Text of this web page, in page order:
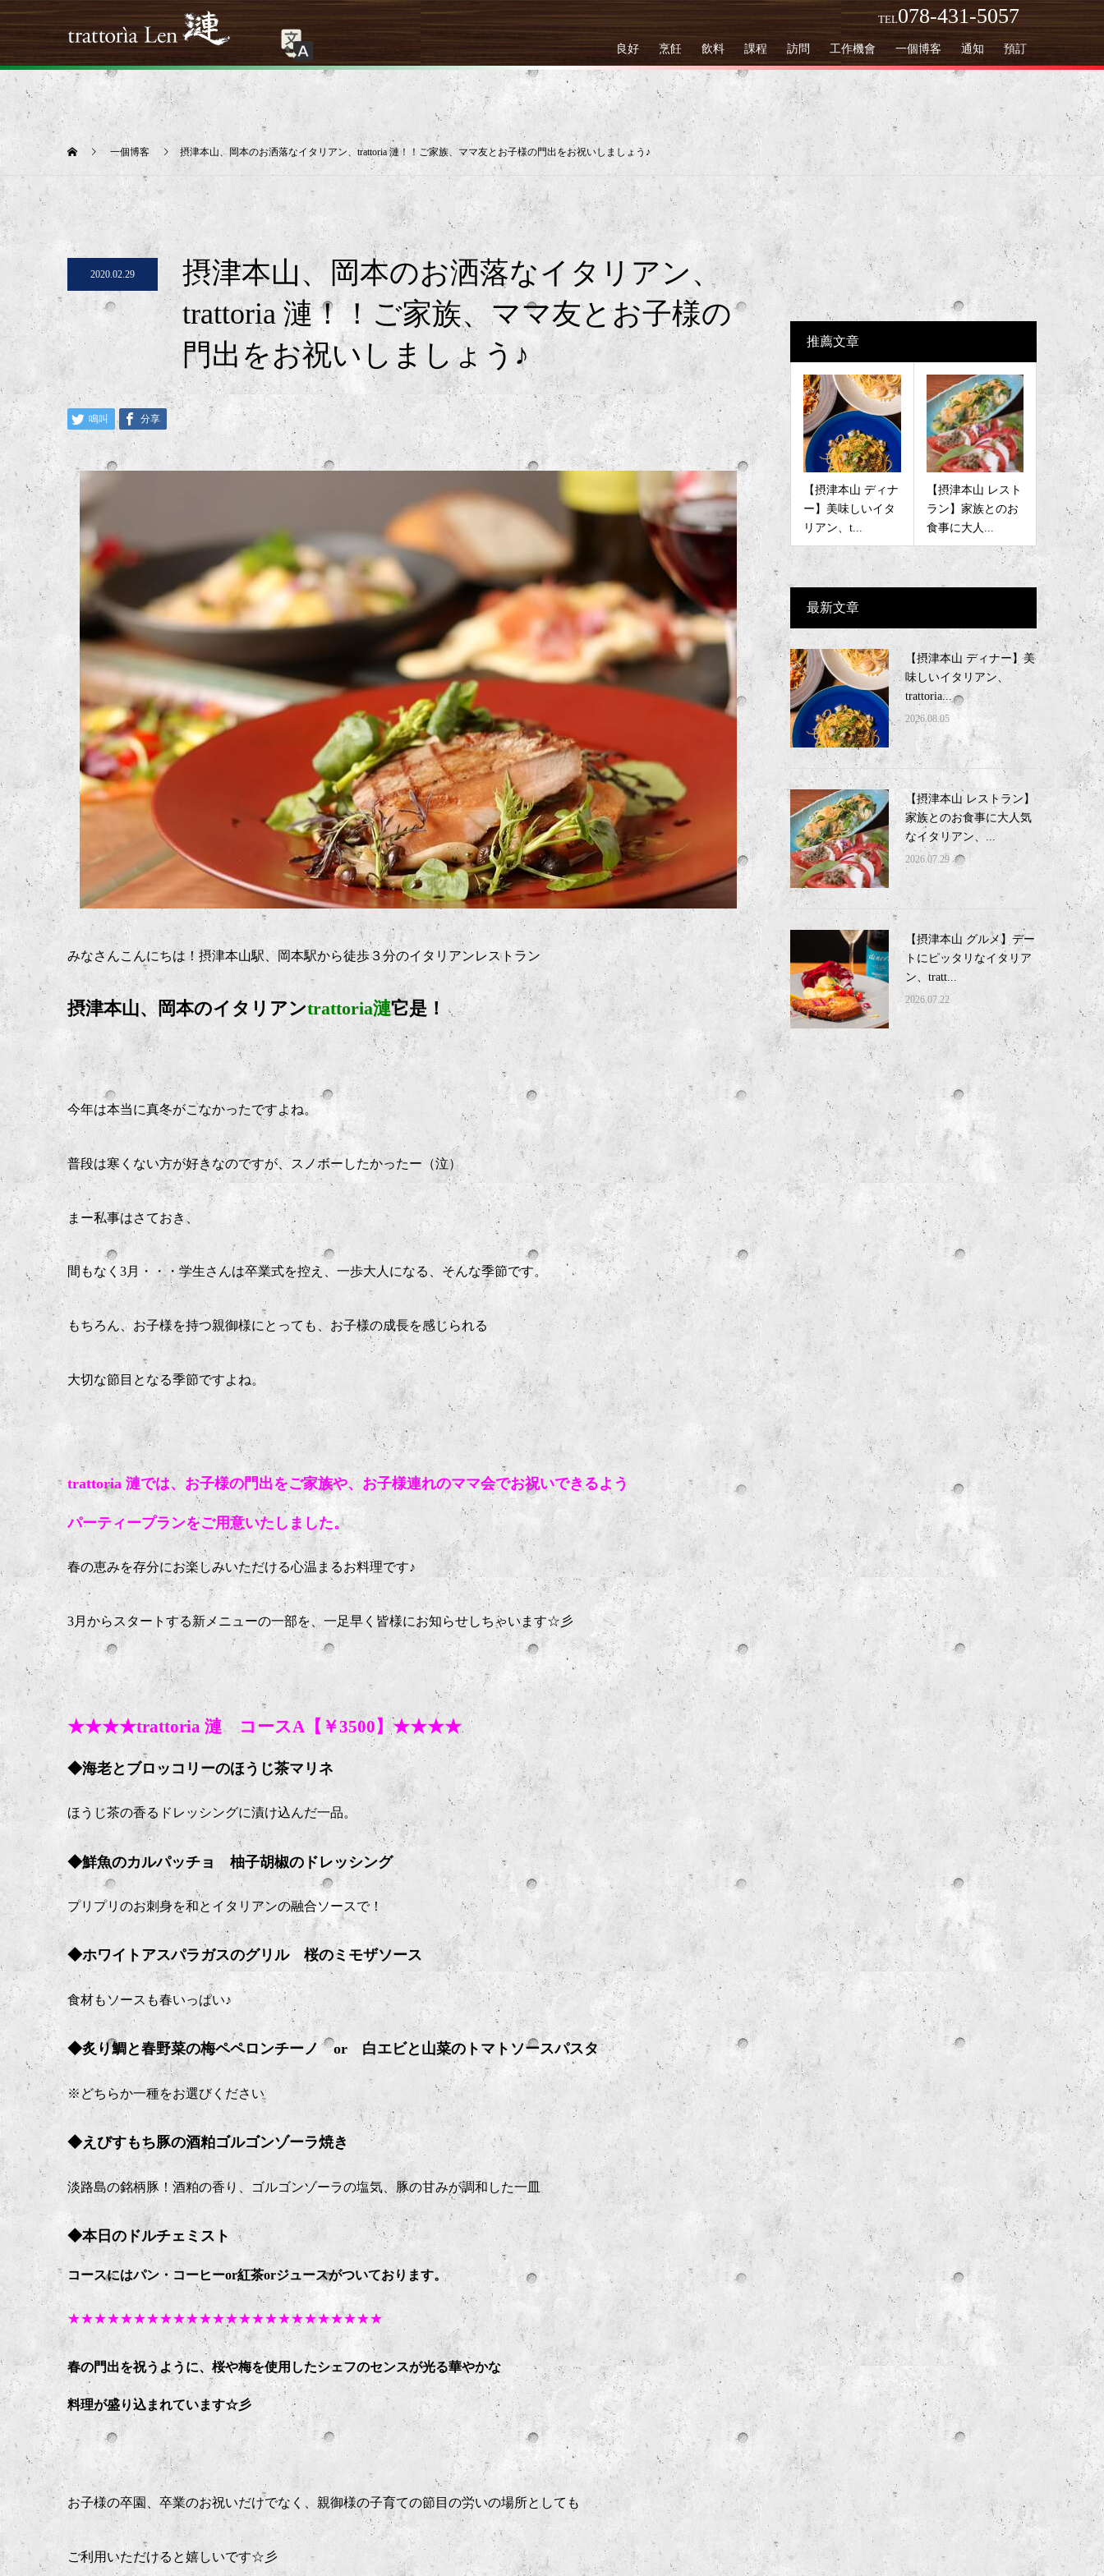
TEL078-431-5057
良好 烹飪 飲料 課程 訪問 工作機會 一個博客 通知 預訂
一個博客 摂津本山、岡本のお洒落なイタリアン、trattoria 漣！！ご家族、ママ友とお子様の門出をお祝いしましょう♪
2020.02.29
摂津本山、岡本のお洒落なイタリアン、
trattoria 漣！！ご家族、ママ友とお子様の
門出をお祝いしましょう♪
鳴叫 分享
みなさんこんにちは！摂津本山駅、岡本駅から徒歩３分のイタリアンレストラン
摂津本山、岡本のイタリアンtrattoria漣它是！
今年は本当に真冬がこなかったですよね。
普段は寒くない方が好きなのですが、スノボーしたかったー（泣）
まー私事はさておき、
間もなく3月・・・学生さんは卒業式を控え、一歩大人になる、そんな季節です。
もちろん、お子様を持つ親御様にとっても、お子様の成長を感じられる
大切な節目となる季節ですよね。
trattoria 漣では、お子様の門出をご家族や、お子様連れのママ会でお祝いできるよう
パーティープランをご用意いたしました。
春の恵みを存分にお楽しみいただける心温まるお料理です♪
3月からスタートする新メニューの一部を、一足早く皆様にお知らせしちゃいます☆彡
★★★★trattoria 漣 コースA【￥3500】★★★★
◆海老とブロッコリーのほうじ茶マリネ
ほうじ茶の香るドレッシングに漬け込んだ一品。
◆鮮魚のカルパッチョ 柚子胡椒のドレッシング
プリプリのお刺身を和とイタリアンの融合ソースで！
◆ホワイトアスパラガスのグリル 桜のミモザソース
食材もソースも春いっぱい♪
◆炙り鯛と春野菜の梅ペペロンチーノ or 白エビと山菜のトマトソースパスタ
※どちらか一種をお選びください
◆えびすもち豚の酒粕ゴルゴンゾーラ焼き
淡路島の銘柄豚！酒粕の香り、ゴルゴンゾーラの塩気、豚の甘みが調和した一皿
◆本日のドルチェミスト
コースにはパン・コーヒーor紅茶orジュースがついております。
★★★★★★★★★★★★★★★★★★★★★★★★
春の門出を祝うように、桜や梅を使用したシェフのセンスが光る華やかな
料理が盛り込まれています☆彡
お子様の卒園、卒業のお祝いだけでなく、親御様の子育ての節目の労いの場所としても
ご利用いただけると嬉しいです☆彡
推薦文章
【摂津本山 ディナ
ー】美味しいイタ
リアン、t...
【摂津本山 レスト
ラン】家族とのお
食事に大人...
最新文章
【摂津本山 ディナー】美
味しいイタリアン、
trattoria...
2026.08.05
【摂津本山 レストラン】
家族とのお食事に大人気
なイタリアン、...
2026.07.29
【摂津本山 グルメ】デー
トにピッタリなイタリア
ン、tratt...
2026.07.22